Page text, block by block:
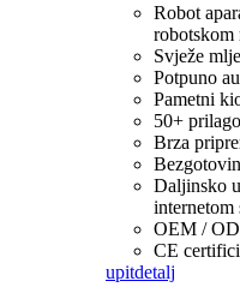
Robot
robotskom
Svježe
Potpuno
Pametni
50+
Brza
Daljinsko
OEM /
CE
upitdetalj